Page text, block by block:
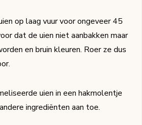
op laag vuur voor ongeveer 45
dat de uien niet aanbakken maar
en bruin kleuren. Roer ze dus
uien in een hakmolentje
ingrediënten aan toe.